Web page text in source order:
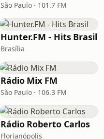
São Paulo · 101.7 FM
Hunter.FM - Hits Brasil
Brasília
Rádio Mix FM
São Paulo · 106.3 FM
Rádio Roberto Carlos
Florianópolis